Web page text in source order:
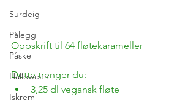
Surdeig
Pålegg
Påske
Halloween
Iskrem
Oppskrift til 64 fløtekarameller
Dette trenger du:
3,25 dl vegansk fløte